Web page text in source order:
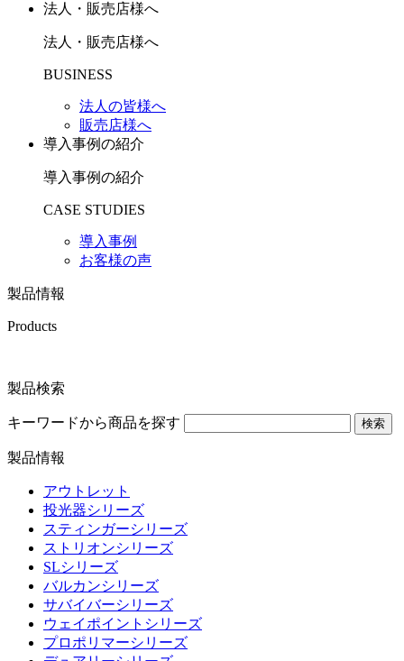
法人・販売店様へ
法人・販売店様へ
BUSINESS
法人の皆様へ
販売店様へ
導入事例の紹介
導入事例の紹介
CASE STUDIES
導入事例
お客様の声
製品情報
Products
製品検索
キーワードから商品を探す 検索
製品情報
アウトレット
投光器シリーズ
スティンガーシリーズ
ストリオンシリーズ
SLシリーズ
バルカンシリーズ
サバイバーシリーズ
ウェイポイントシリーズ
プロポリマーシリーズ